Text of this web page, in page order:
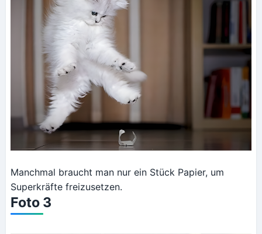
Manchmal braucht man nur ein Stück Papier, um
Superkräfte freizusetzen.
Foto 3